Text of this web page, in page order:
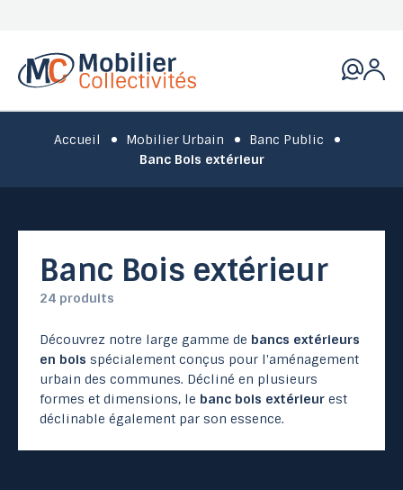
Accueil Mobilier Urbain
Banc Public
Banc Bois extérieur
Banc Bois extérieur
24 produits
Découvrez notre large gamme de bancs extérieurs
en bois spécialement conçus pour l'aménagement
urbain des communes. Décliné en plusieurs
formes et dimensions, le banc bois extérieur est
déclinable également par son essence.